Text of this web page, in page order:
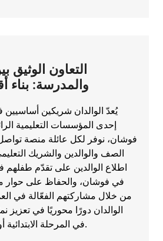
التعاون الوثيق
والمدرسة: بناء
يُعدّ الوالدان شريكين
فوشان، نوفر لكل عائلة منصة
الصف والوالدين والشريك
اطلاع الوالدين على تقدّم طفلهم
في فوشان، والحفاظ على حوار
من خلال مشاركتهم الفعّالة في
الوالدان دورًا محوريًا في تعزيز
في المرحلة الابتدائية أو الثانوية في فوشان.